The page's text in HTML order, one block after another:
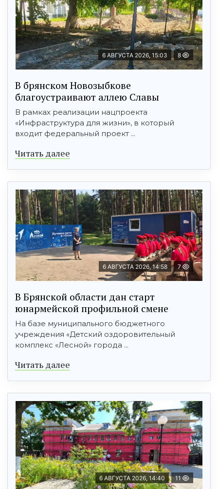
6 АВГУСТА 2026, 15:03 8
В брянском Новозыбкове
благоустраивают аллею Славы
В рамках реализации нацпроекта
«Инфраструктура для жизни», в который
входит федеральный проект ...
Читать далее
6 АВГУСТА 2026, 14:58 7
В Брянской области дан старт
юнармейской профильной смене
На базе муниципального бюджетного
учреждения «Детский оздоровительный
комплекс «Лесной» города ...
Читать далее
6 АВГУСТА 2026, 14:40 11